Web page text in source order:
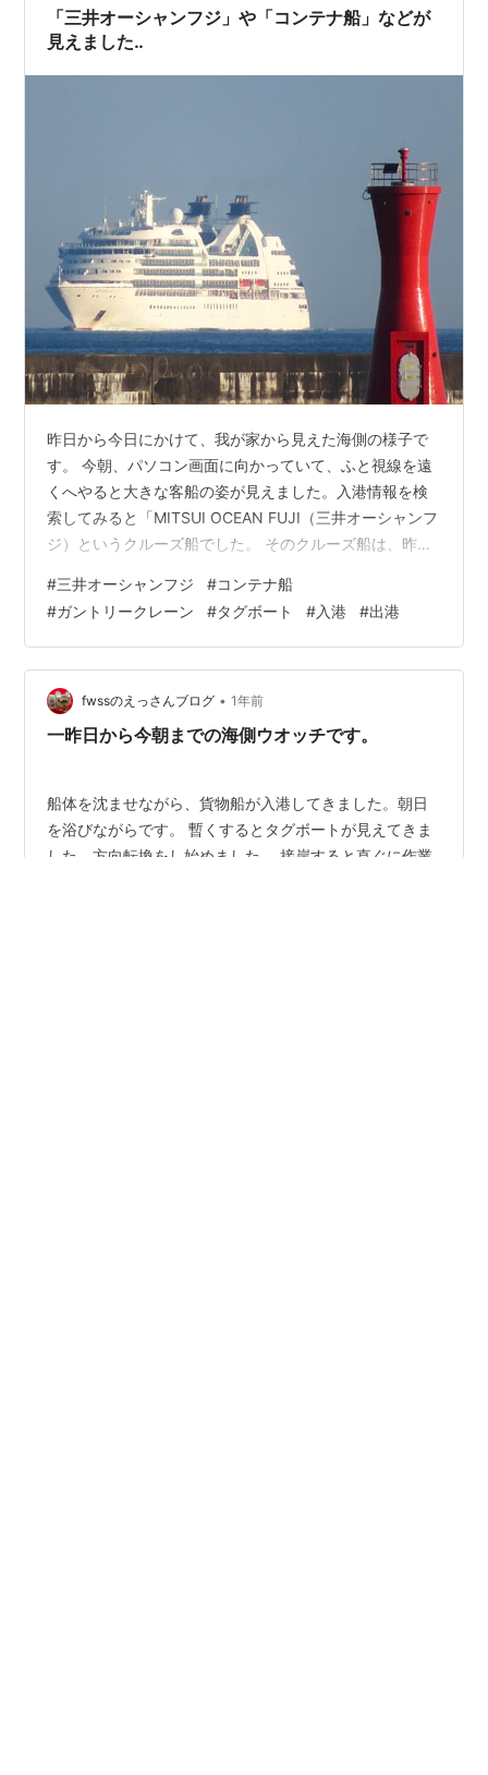
を目にして いい一日でした。
「三井オーシャンフジ」や「コンテナ船」などが
見えました‥
昨日から今日にかけて、我が家から見えた海側の様子で
す。 今朝、パソコン画面に向かっていて、ふと視線を遠
くへやると大きな客船の姿が見えました。入港情報を検
索してみると「MITSUI OCEAN FUJI（三井オーシャンフ
ジ）というクルーズ船でした。 そのクルーズ船は、昨日
されながら、方向転換をしたあと接岸しました。昨日入
港してきたコンテナ船の姿も、パチリしていました。昨
日のプレイバックです。 コンテナ船の方は、昨日から夕
日を浴びながら作業が行われていました。夕日や夕焼け
が綺麗で、その夕焼けが消えたあとも作業は続いていま
した。ガントリークレーンに灯…
#三井オーシャンフジ #コンテナ船
#ガントリークレーン #タグボート #入港 #出港
fwssのえっさんブログ • 1年前
一昨日から今朝までの海側ウオッチです。